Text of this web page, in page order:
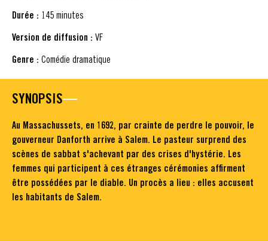
Durée : 145 minutes
Version de diffusion : VF
Genre : Comédie dramatique
SYNOPSIS
Au Massachussets, en 1692, par crainte de perdre le pouvoir, le
gouverneur Danforth arrive à Salem. Le pasteur surprend des
scènes de sabbat s'achevant par des crises d'hystérie. Les
femmes qui participent à ces étranges cérémonies affirment
être possédées par le diable. Un procès a lieu : elles accusent
les habitants de Salem.